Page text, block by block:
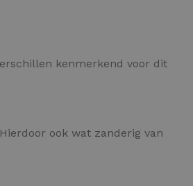
kenmerkend voor dit
ook wat zanderig van